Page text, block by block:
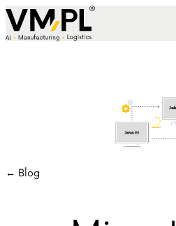
Skip to content
← Blog